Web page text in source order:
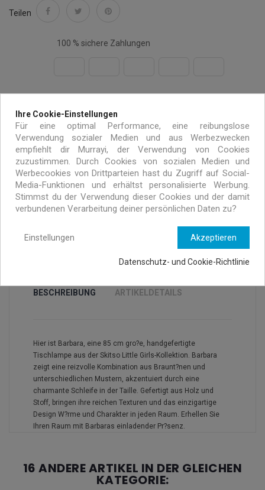
Teilen
100 % sichere Zahlungen
innerhalb von Europa
Handgemacht mit umweltfreundlichen Materialien
Exklusive Angebote nur für MURRAYI Abonnenten
BESCHREIBUNG ARTIKELDETAILS
Hier ist Barbara, eine 85 cm gro?e, handgefertigte
Tischlampe aus der Skitso Little Girls-Kollektion. Barbara
zeigt eine reizvolle Kombination aus Braunt?nen und
unterschiedlichen Mustern, akzentuiert durch eine
charmante Schleife in der Taille. Gefertigt aus Holz und
Stoff, bringen ihre reichen Texturen und das einzigartige
Design W?rme und Charakter in jeden Raum. Erhellen Sie
Ihren Raum mit Barbaras einladender Pr?senz.
16 ANDERE ARTIKEL IN DER GLEICHEN
KATEGORIE:
Ihre Cookie-Einstellungen
Für eine optimal Performance, eine reibungslose
Verwendung sozialer Medien und aus Werbezwecken
empfiehlt dir Murrayi, der Verwendung von Cookies
zuzustimmen. Durch Cookies von sozialen Medien und
Werbecookies von Drittparteien hast du Zugriff auf Social-
Media-Funktionen und erhältst personalisierte Werbung.
Stimmst du der Verwendung dieser Cookies und der damit
verbundenen Verarbeitung deiner persönlichen Daten zu?
Akzeptieren
Einstellungen
Datenschutz- und Cookie-Richtlinie